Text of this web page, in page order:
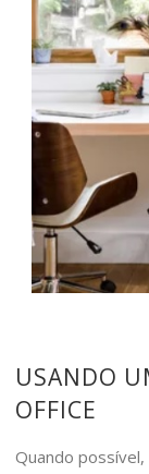
USANDO
OFFICE
Quando